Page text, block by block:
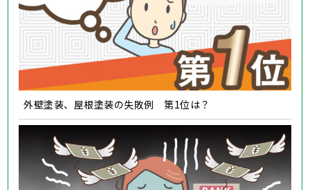
外壁塗装、屋根塗装の失敗例 第1位は？